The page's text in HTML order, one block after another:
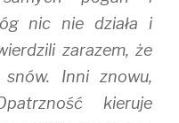
nic nie działa i
zarazem, że
Inni znowu,
kieruje